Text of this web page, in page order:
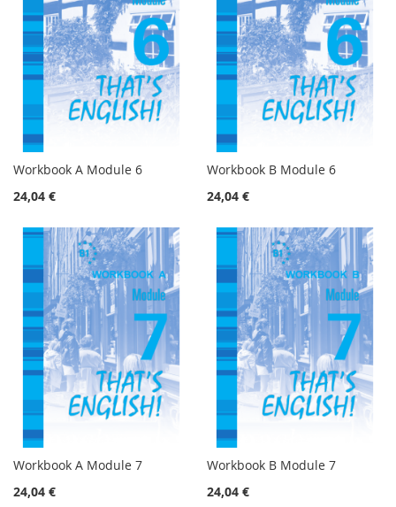
Workbook A Module 6
24,04 €
Workbook B Module 6
24,04 €
Workbook A Module 7
24,04 €
Workbook B Module 7
24,04 €